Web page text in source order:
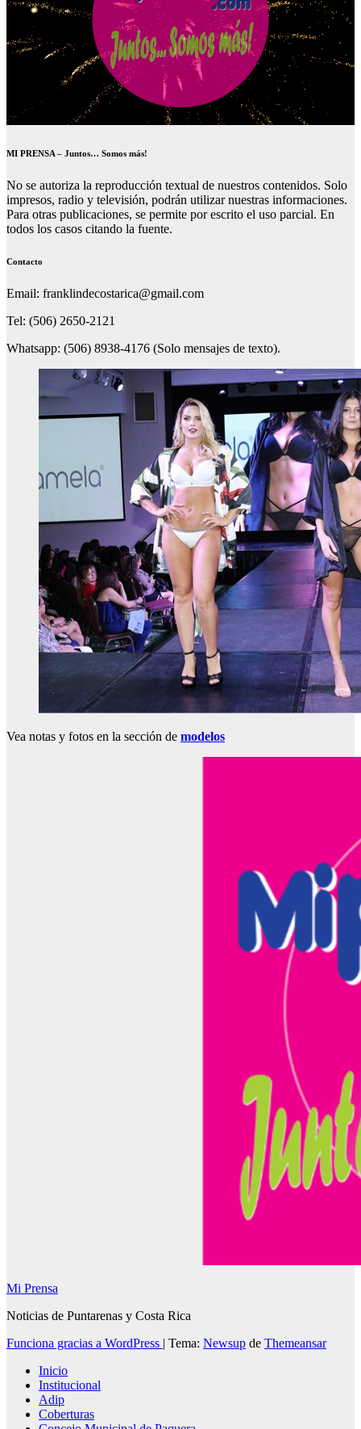
MI PRENSA – Juntos… Somos más!
No se autoriza la reproducción textual de nuestros contenidos. Solo
impresos, radio y televisión, podrán utilizar nuestras informaciones.
Para otras publicaciones, se permite por escrito el uso parcial. En
todos los casos citando la fuente.
Contacto
Email: franklindecostarica@gmail.com
Tel: (506) 2650-2121
Whatsapp: (506) 8938-4176 (Solo mensajes de texto).
Vea notas y fotos en la sección de modelos
Mi Prensa
Noticias de Puntarenas y Costa Rica
Funciona gracias a WordPress | Tema: Newsup de Themeansar
Inicio
Institucional
Adip
Coberturas